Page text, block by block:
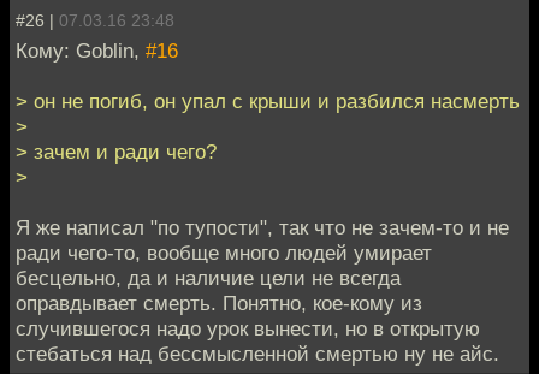
#26 | 07.03.16 23:48
Кому: Goblin, #16
> он не погиб, он упал с крыши и разбился насмерть
>
> зачем и ради чего?
>
Я же написал "по тупости", так что не зачем-то и не
ради чего-то, вообще много людей умирает
бесцельно, да и наличие цели не всегда
оправдывает смерть. Понятно, кое-кому из
случившегося надо урок вынести, но в открытую
стебаться над бессмысленной смертью ну не айс.